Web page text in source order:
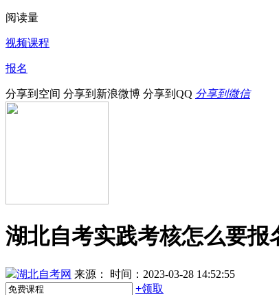
阅读量
视频课程
报名
分享到空间 分享到新浪微博 分享到QQ 分享到微信
湖北自考实践考核怎么要报
湖北自考网 来源：
时间：2023-03-28 14:52:55
+领取